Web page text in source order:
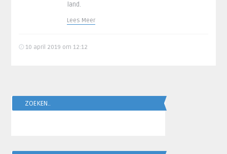
land.
Lees Meer
10 april 2019 om 12:12
ZOEKEN..